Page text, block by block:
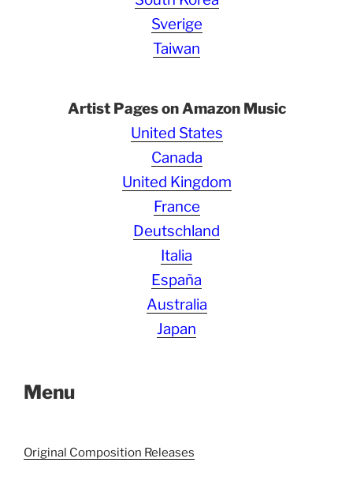
Sverige
Taiwan
Artist Pages on Amazon Music
United States
Canada
United Kingdom
France
Deutschland
Italia
España
Australia
Japan
Menu
Original Composition Releases